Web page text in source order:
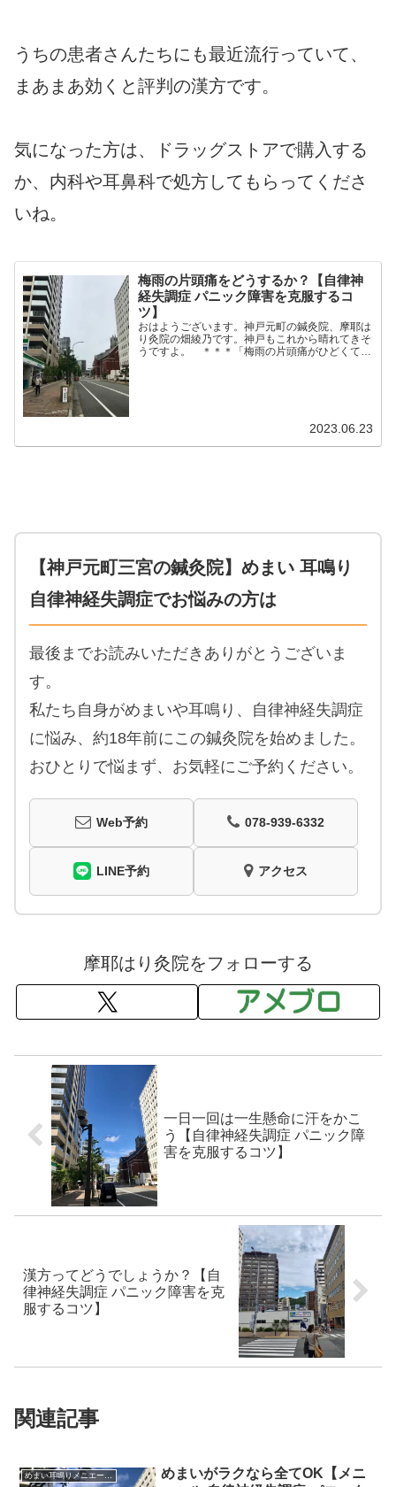
うちの患者さんたちにも最近流行っていて、
まあまあ効くと評判の漢方です。
気になった方は、ドラッグストアで購入する
か、内科や耳鼻科で処方してもらってくださ
いね。
梅雨の片頭痛をどうするか？【自律神
経失調症 パニック障害を克服するコ
ツ】
おはようございます。神戸元町の鍼灸院、摩耶は
り灸院の畑綾乃です。神戸もこれから晴れてきそ
うですよ。 ＊＊＊「梅雨の片頭痛がひどくて、
2023.06.23
【神戸元町三宮の鍼灸院】めまい 耳鳴り
自律神経失調症でお悩みの方は
最後までお読みいただきありがとうございま
す。
私たち自身がめまいや耳鳴り、自律神経失調症
に悩み、約18年前にこの鍼灸院を始めました。
おひとりで悩まず、お気軽にご予約ください。
Web予約 078-939-6332
LINE予約 アクセス
摩耶はり灸院をフォローする
一日一回は一生懸命に汗をかこ
う【自律神経失調症 パニック障
害を克服するコツ】
漢方ってどうでしょうか？【自
律神経失調症 パニック障害を克
服するコツ】
関連記事
めまいがラクなら全てOK【メニ